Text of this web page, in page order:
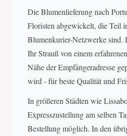
Die Blumenlieferung nach
Floristen abgewickelt, die Teil
Blumenkurier-Netzwerke sind.
Ihr Strauß von einem
Nähe der Empfängeradresse
wird - für beste Qualität und
In größeren Städten wie
Expresszustellung am selben
Bestellung möglich. In den